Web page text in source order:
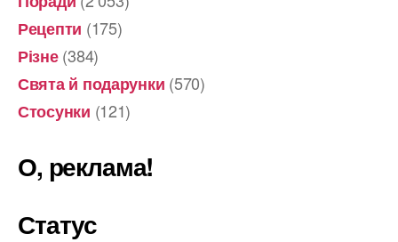
Рецепти (175)
Різне(384)
Свята й подарунки (570)
Стосунки (121)
О, реклама!
Статус